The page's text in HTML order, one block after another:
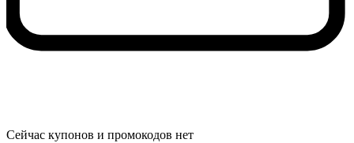
Сейчас купонов и промокодов нет